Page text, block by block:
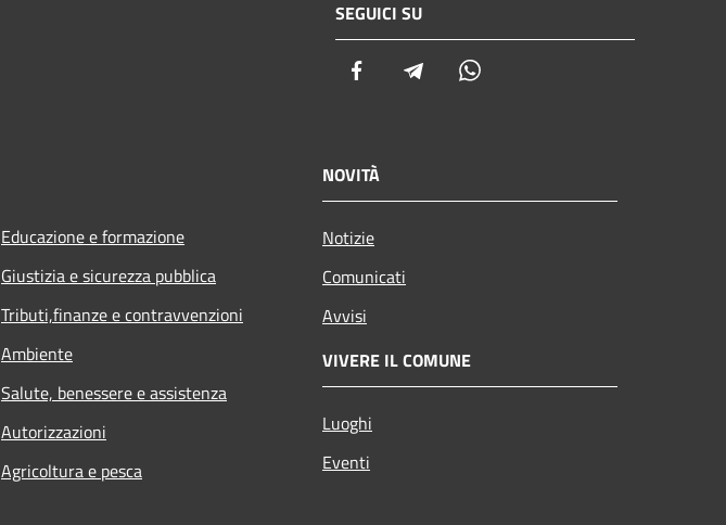
SEGUICI SU
Facebook Telegram
Educazione e formazione
Giustizia e sicurezza pubblica
Tributi,finanze e contravvenzioni
Ambiente
Salute, benessere e assistenza
Autorizzazioni
Agricoltura e pesca
NOVITÀ
Notizie
Comunicati
Avvisi
VIVERE IL COMUNE
Luoghi
Eventi